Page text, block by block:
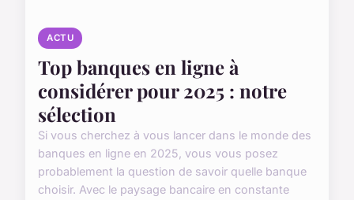
ACTU
Top banques en ligne à
considérer pour 2025 : notre
sélection
Si vous cherchez à vous lancer dans le monde des
banques en ligne en 2025, vous vous posez
probablement la question de savoir quelle banque
choisir. Avec le paysage bancaire en constante